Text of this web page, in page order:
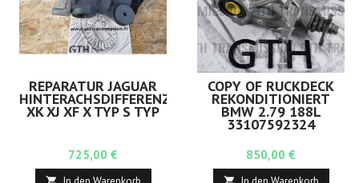
REPARATUR JAGUAR
HINTERACHSDIFFERENZIAL
XK XJ XF X TYP S TYP
Preis
725,00 €
COPY OF RÜCKDECK
REKONDITIONIERT
BMW 2.79 188L
33107592324
Preis
850,00 €